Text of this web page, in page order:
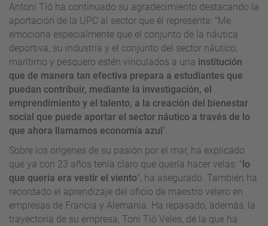
Antoni Tió ha continuado su agradecimiento destacando la
aportación de la UPC al sector que él representa: "Me
emociona especialmente que el conjunto de la náutica
deportiva, su industria y el conjunto del sector náutico,
marítimo y pesquero estén vinculados a una institución
que de manera tan efectiva prepara a estudiantes que
puedan contribuir, mediante la investigación, el
emprendimiento y el talento, a la creación del bienestar
social que puede aportar el sector náutico a través de lo
que ahora llamamos economía azul".
Sobre los orígenes de su pasión por el mar, ha explicado
que ya con 23 años tenía claro que quería hacer velas: "lo
que quería era vestir el viento", ha asegurado. También ha
recordado el aprendizaje del oficio de maestro velero en
empresas de Francia y Alemania. Ha repasado, además, la
trayectoria de su empresa, Toni Tió Veles, de la que ha